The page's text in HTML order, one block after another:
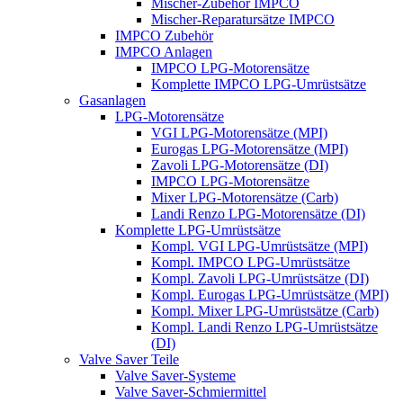
Mischer-Zubehör IMPCO
Mischer-Reparatursätze IMPCO
IMPCO Zubehör
IMPCO Anlagen
IMPCO LPG-Motorensätze
Komplette IMPCO LPG-Umrüstsätze
Gasanlagen
LPG-Motorensätze
VGI LPG-Motorensätze (MPI)
Eurogas LPG-Motorensätze (MPI)
Zavoli LPG-Motorensätze (DI)
IMPCO LPG-Motorensätze
Mixer LPG-Motorensätze (Carb)
Landi Renzo LPG-Motorensätze (DI)
Komplette LPG-Umrüstsätze
Kompl. VGI LPG-Umrüstsätze (MPI)
Kompl. IMPCO LPG-Umrüstsätze
Kompl. Zavoli LPG-Umrüstsätze (DI)
Kompl. Eurogas LPG-Umrüstsätze (MPI)
Kompl. Mixer LPG-Umrüstsätze (Carb)
Kompl. Landi Renzo LPG-Umrüstsätze
(DI)
Valve Saver Teile
Valve Saver-Systeme
Valve Saver-Schmiermittel